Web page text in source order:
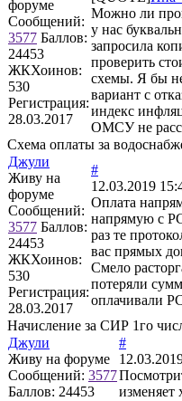
форуме
Сообщений:
3577 Баллов:
24453
ЖКХоинов:
530
Регистрация:
28.03.2017
Можно ли
у нас
запросила
проверить
схемы. Я бы
вариант с
индекс
ОМСУ не
Схема оплаты за
Джули
Живу на
форуме
Сообщений:
3577 Баллов:
24453
ЖКХоинов:
530
Регистрация:
28.03.2017
#
12.03.2019
Оплата
напрямую с
раз те
вас прямых
Смело
потеряли
оплачивали
Начисление за СИР 1го
Джули
Живу на форуме
Сообщений: 3577
Баллов: 24453
#
изменяет